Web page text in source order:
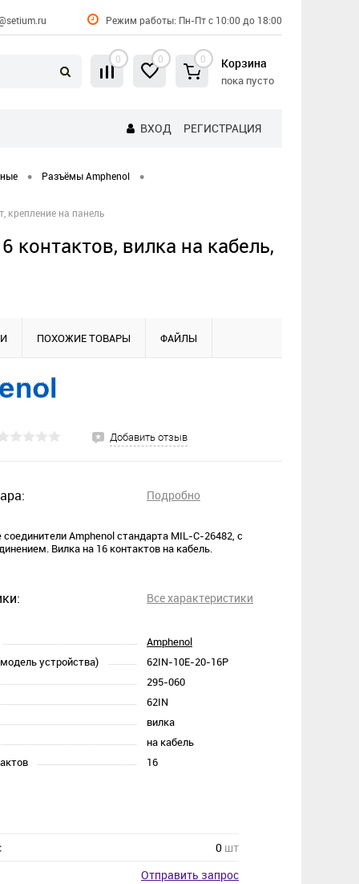
Режим работы: Пн-Пт с 10:00 до 18:00
0 0 0 Корзина
пока пусто
ВХОД РЕГИСТРАЦИЯ
• Разъёмы Amphenol •
крепление на панель
вилка на кабель,
ПОХОЖИЕ ТОВАРЫ ФАЙЛЫ
Добавить отзыв
Подробно
Amphenol стандарта MIL-C-26482, с
Вилка на 16 контактов на кабель.
Все характеристики
Amphenol
устройства)
62IN-10E-20-16P
295-060
62IN
вилка
на кабель
16
0 шт
Отправить запрос